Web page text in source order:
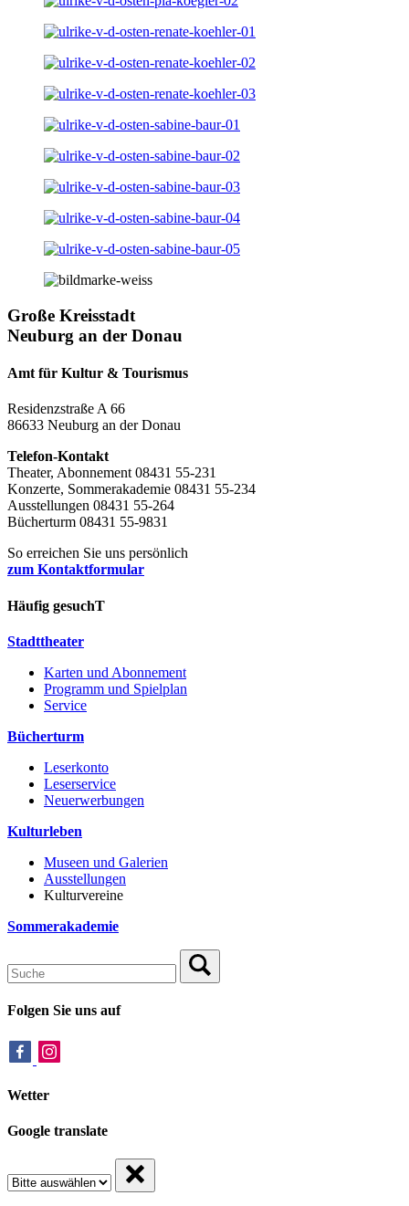
Große Kreisstadt
Neuburg an der Donau
Amt für Kultur & Tourismus
Residenzstraße A 66
86633 Neuburg an der Donau
Telefon-Kontakt
Theater, Abonnement 08431 55-231
Konzerte, Sommerakademie 08431 55-234
Ausstellungen 08431 55-264
Bücherturm 08431 55-9831
So erreichen Sie uns persönlich
zum Kontaktformular
Häufig gesuchT
Stadttheater
Karten und Abonnement
Programm und Spielplan
Service
Bücherturm
Leserkonto
Leserservice
Neuerwerbungen
Kulturleben
Museen und Galerien
Ausstellungen
Kulturvereine
Sommerakademie
Folgen Sie uns auf
Wetter
Google translate